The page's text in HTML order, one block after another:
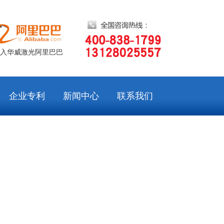
华威激光阿里巴巴
企业专利 新闻中心 联系我们